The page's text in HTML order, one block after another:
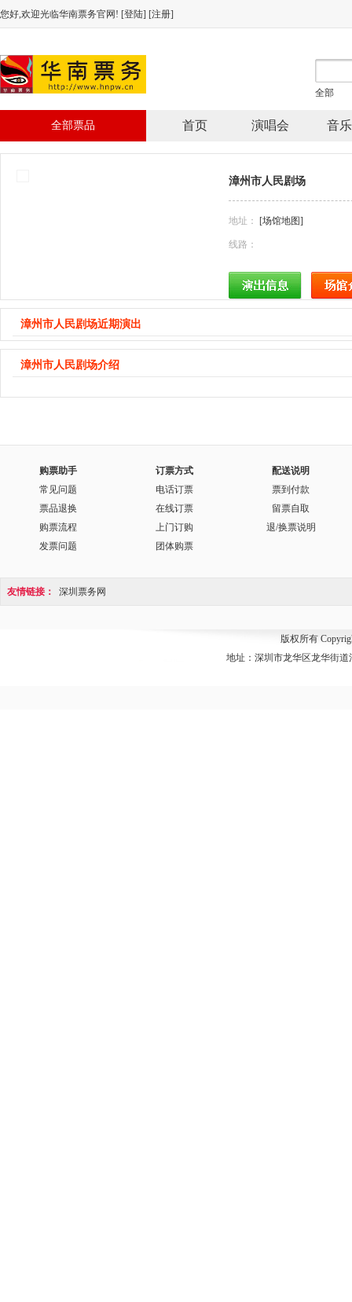
您好,欢迎光临华南票务官网! [登陆] [注册]
全部
全部票品 首页 演唱会 音
漳州市人民剧场
地址： [场馆地图]
线路：
漳州市人民剧场近期演出
漳州市人民剧场介绍
购票助手
常见问题
票品退换
购票流程
发票问题
订票方式
电话订票
在线订票
上门订购
团体购票
配送说明
票到付款
留票自取
退/换票说明
友情链接： 深圳票务网
版权所有
地址：深圳市龙华区龙华街道